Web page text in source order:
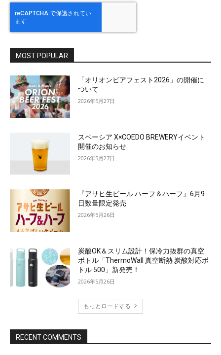
MOST POPULAR
「オリオンビアフェスト2026」の開催に
ついて
2026年5月27日
スペーシア X×COEDO BREWERYイベント
開催のお知らせ
2026年5月27日
『アサヒ生ビール ハーフ＆ハーフ』6月9
日数量限定発売
2026年5月26日
炭酸OK＆スリム設計！保冷力抜群の真空
ボトル「ThermoWall 真空断熱 炭酸対応ボ
トル 500」新発売！
2026年5月26日
もっとロードする
RECENT COMMENTS